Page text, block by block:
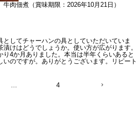
肉佃煮（賞味期限：2026年10月21日）
としてチャーハンの具としていただいていま
けはどうでしょうか。使い方が広がります。
4か月ありました。本当は半年くらいあると
いのですが。ありがとうございます。リピート
4